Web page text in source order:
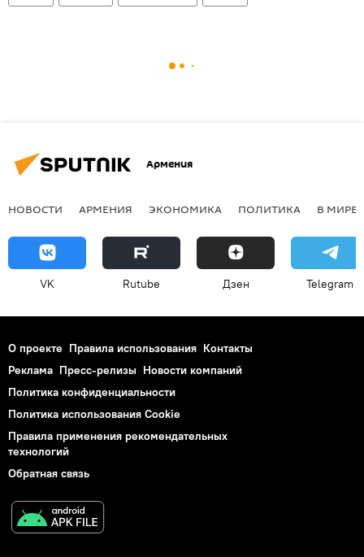
Армения
НОВОСТИ АРМЕНИЯ ЭКОНОМИКА ПОЛИТИКА В МИРЕ
VK Rutube Дзен Telegram
О проекте Правила использования Контакты
Реклама Пресс-релизы Новости компаний
Политика конфиденциальности
Политика использования Cookie
Правила применения рекомендательных
технологий
Обратная связь